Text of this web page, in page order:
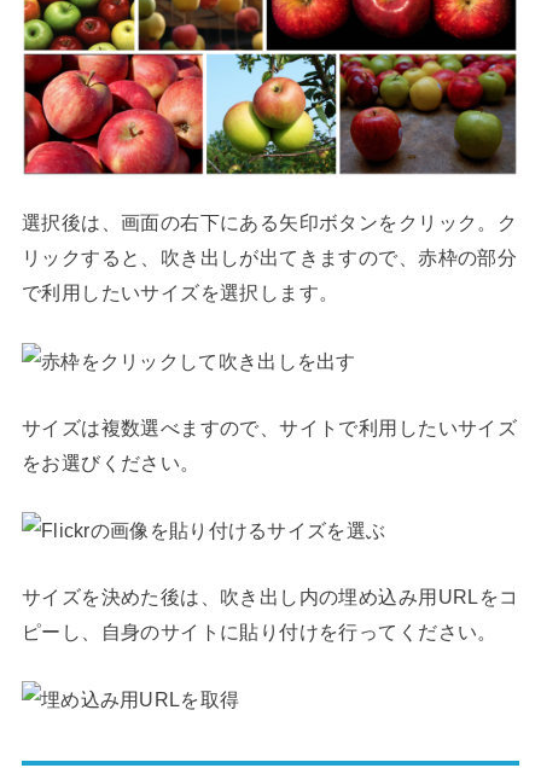
選択後は、画面の右下にある矢印ボタンをクリック。ク
リックすると、吹き出しが出てきますので、赤枠の部分
で利用したいサイズを選択します。
サイズは複数選べますので、サイトで利用したいサイズ
をお選びください。
サイズを決めた後は、吹き出し内の埋め込み用URLをコ
ピーし、自身のサイトに貼り付けを行ってください。